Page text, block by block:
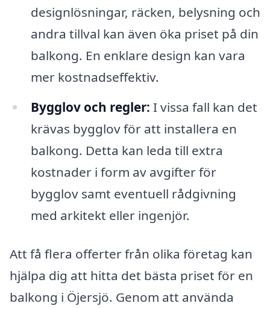
designlösningar, räcken, belysning och
andra tillval kan även öka priset på din
balkong. En enklare design kan vara
mer kostnadseffektiv.
Bygglov och regler: I vissa fall kan det
krävas bygglov för att installera en
balkong. Detta kan leda till extra
kostnader i form av avgifter för
bygglov samt eventuell rådgivning
med arkitekt eller ingenjör.
Att få flera offerter från olika företag kan
hjälpa dig att hitta det bästa priset för en
balkong i Öjersjö. Genom att använda